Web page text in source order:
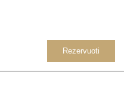
Rezervuoti